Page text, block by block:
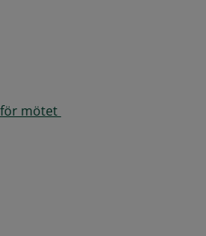
mötet